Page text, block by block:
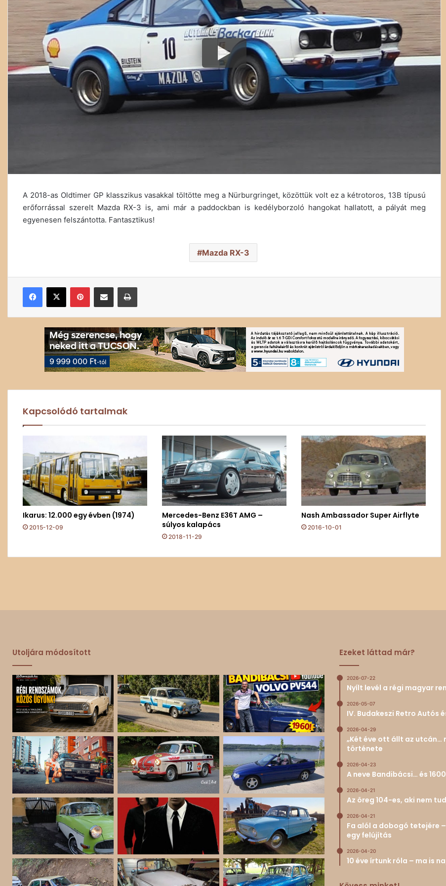
A 2018-as Oldtimer GP klasszikus vasakkal töltötte meg a Nürburgringet, közöttük volt ez a kétrotoros, 13B típusú
erőforrással szerelt Mazda RX-3 is, ami már a paddockban is kedélyborzoló hangokat hallatott, a pályát meg
egyenesen felszántotta. Fantasztikus!
Mazda RX-3
Facebook
X PinterestMegosztás email-ben Nyomtatás
Kapcsolódó tartalmak
Ikarus: 12.000 egy évben (1974)
2015-12-09
Mercedes-Benz E36T AMG –
súlyos kalapács
2018-11-29
Nash Ambassador Super Airflyte
2016-10-01
Utoljára módosított Ezeket láttad már?
2026-07-22
Nyílt levél a régi magyar
2026-05-07
IV. Budakeszi Retro Autós
2026-04-29
„Két éve ott állt az utcán…
története
2026-04-23
A neve Bandibácsi… és
2026-04-21
Az öreg 104-es, aki nem
2026-04-21
Fa alól a dobogó tetejére
egy felújítás
2026-04-20
10 éve írtunk róla – ma is